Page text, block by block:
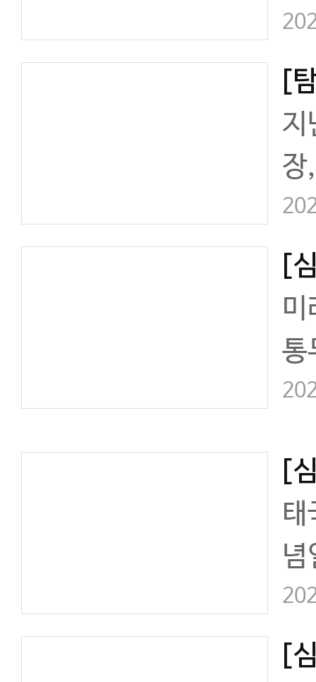
의
지
장
생
미
통
본
태
념
실
[